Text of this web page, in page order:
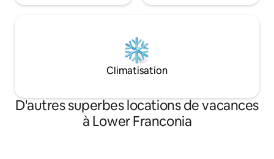
Climatisation
D'autres superbes locations de vacances
à Lower Franconia